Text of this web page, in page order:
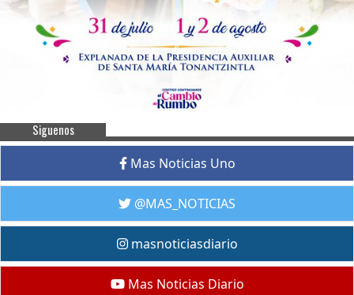
Siguenos
Mas Noticias Uno
@MAS_NOTICIAS
masnoticiasdiario
Mas Noticias Diario